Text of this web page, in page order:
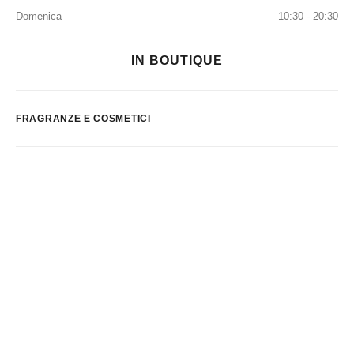
Domenica
10:30 - 20:30
IN BOUTIQUE
FRAGRANZE E COSMETICI